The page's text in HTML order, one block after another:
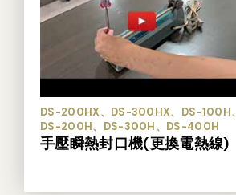
DS-200HX、DS-300HX、DS-100H、
DS-200H、DS-300H、DS-400H
手壓瞬熱封口機(更換電熱線)